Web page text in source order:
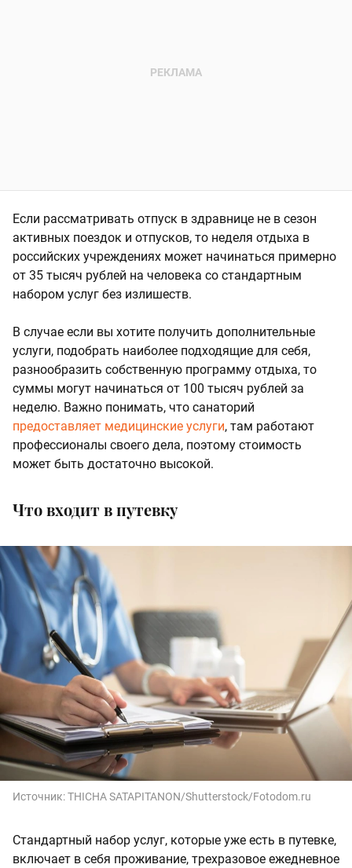
Если рассматривать отпуск в здравнице не в сезон
активных поездок и отпусков, то неделя отдыха в
российских учреждениях может начинаться примерно
от 35 тысяч рублей на человека со стандартным
набором услуг без излишеств.
В случае если вы хотите получить дополнительные
услуги, подобрать наиболее подходящие для себя,
разнообразить собственную программу отдыха, то
суммы могут начинаться от 100 тысяч рублей за
неделю. Важно понимать, что санаторий
предоставляет медицинские услуги, там работают
профессионалы своего дела, поэтому стоимость
может быть достаточно высокой.
Что входит в путевку
Источник:THICHA SATAPITANON/Shutterstock/Fotodom.ru
Стандартный набор услуг, которые уже есть в путевке,
включает в себя проживание, трехразовое ежедневное